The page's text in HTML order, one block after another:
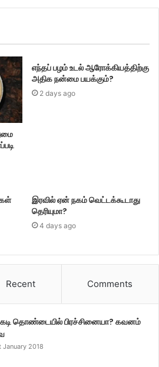
எந்தப் பழம் உடல் ஆரோக்கியத்திற்கு
அதிக நன்மை பயக்கும்?
2 days ago
இரவில் ஏன் நகம் வெட்டக்கூடாது
தெரியுமா?
4 days ago
Recent Comments
தொண்டையில் பிரச்சினையா? கவனம்
January 2018